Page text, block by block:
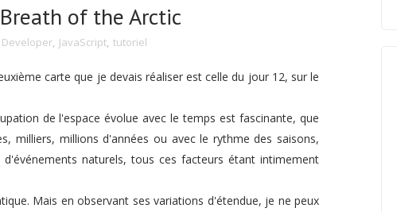
of the Arctic
Developer, JavaScript, tutoriel
carte que je devais réaliser est celle du jour 12, sur le
de l'espace évolue avec le temps est fascinante, que
milliers, millions d'années ou avec le rythme des saisons,
naturels, tous ces facteurs étant intimement
Mais en observant ses variations d'étendue, je ne peux